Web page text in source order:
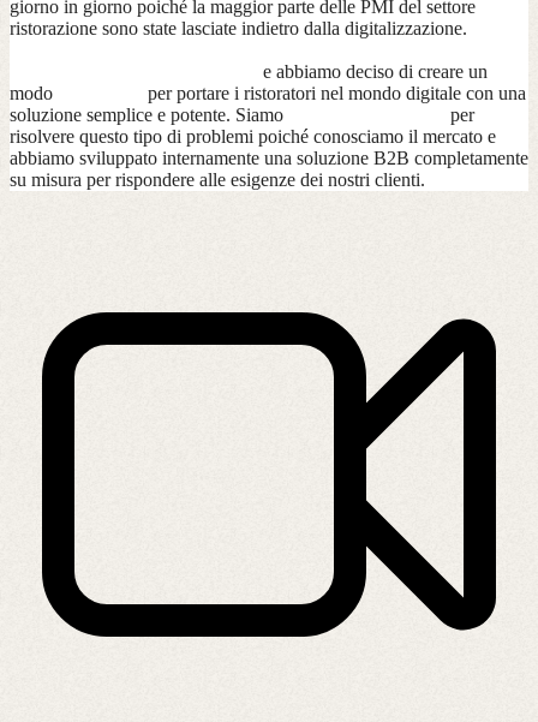
giorno in giorno poiché la maggior parte delle PMI del settore
ristorazione sono state lasciate indietro dalla digitalizzazione.
e abbiamo deciso di creare un
modo
per portare i ristoratori nel mondo digitale con una
soluzione semplice e potente. Siamo
per
risolvere questo tipo di problemi poiché conosciamo il mercato e
abbiamo sviluppato internamente una soluzione B2B completamente
su misura per rispondere alle esigenze dei nostri clienti.